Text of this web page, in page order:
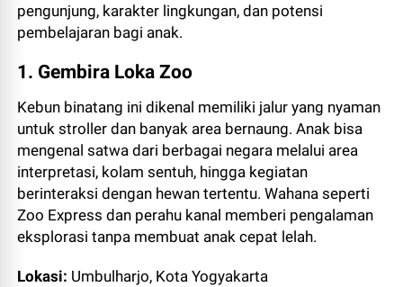
pengunjung, karakter lingkungan, dan potensi
pembelajaran bagi anak.
1. Gembira Loka Zoo
Kebun binatang ini dikenal memiliki jalur yang nyaman
untuk stroller dan banyak area bernaung. Anak bisa
mengenal satwa dari berbagai negara melalui area
interpretasi, kolam sentuh, hingga kegiatan
berinteraksi dengan hewan tertentu. Wahana seperti
Zoo Express dan perahu kanal memberi pengalaman
eksplorasi tanpa membuat anak cepat lelah.
Lokasi: Umbulharjo, Kota Yogyakarta